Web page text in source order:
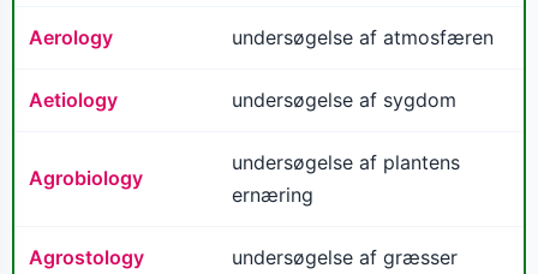
Aerology undersøgelse af atmosfæren
Aetiology undersøgelse af sygdom
Agrobiology
undersøgelse af plantens
ernæring
Agrostology undersøgelse af græsser